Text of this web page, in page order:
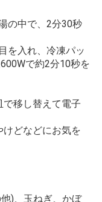
の中で、2分30秒
を入れ、冷凍パッ
で約2分10秒を
移し替えて電子
どなどにお気を
)、玉ねぎ、かぼ